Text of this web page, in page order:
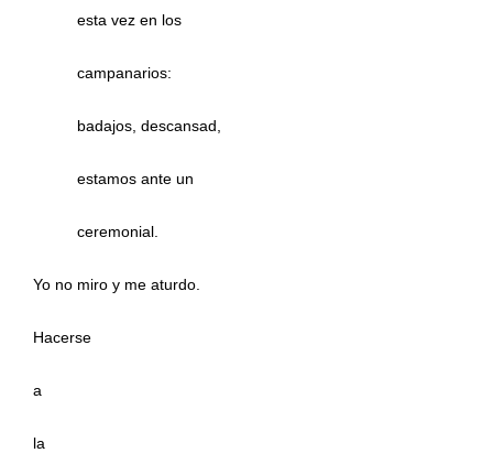
esta vez en los
campanarios:
badajos, descansad,
estamos ante un
ceremonial.
Yo no miro y me aturdo.
Hacerse
a
la